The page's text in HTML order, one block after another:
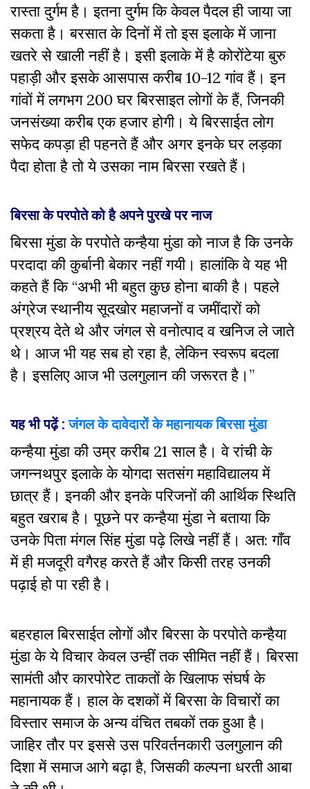
रास्ता दुर्गम है। इतना दुर्गम कि केवल पैदल ही जाया जा
सकता है। बरसात के दिनों में तो इस इलाके में जाना
खतरे से खाली नहीं है। इसी इलाके में है कोरोंटेया बुरु
पहाड़ी और इसके आसपास करीब 10-12 गांव हैं। इन
गांवों में लगभग 200 घर बिरसाइत लोगों के हैं, जिनकी
जनसंख्या करीब एक हजार होगी। ये बिरसाईत लाेग
सफेद कपड़ा ही पहनते हैं और अगर इनके घर लड़का
पैदा होता है तो ये उसका नाम बिरसा रखते हैं।
बिरसा के परपोते को है अपने पुरखे पर नाज
बिरसा मुंडा के परपोते कन्हैया मुंडा को नाज है कि उनके
परदादा की कुर्बानी बेकार नहीं गयी। हालांकि वे यह भी
कहते हैं कि “अभी भी बहुत कुछ होना बाकी है। पहले
अंग्रेज स्थानीय सूदखोर महाजनों व जमींदारों को
प्रश्रय देते थे और जंगल से वनोत्पाद व खनिज ले जाते
थे। आज भी यह सब हो रहा है, लेकिन स्वरूप बदला
है। इसलिए आज भी उलगुलान की जरूरत है।”
यह भी पढ़ें :जंगल के दावेदारों के महानायक बिरसा मुंडा
कन्हैया मुंडा की उम्र करीब 21 साल है। वे रांची के
जगन्नथपुर इलाके के योगदा सतसंग महाविद्यालय में
छात्र हैं। इनकी और इनके परिजनों की आर्थिक स्थिति
बहुत खराब है। पूछने पर कन्हैया मुंडा ने बताया कि
उनके पिता मंगल सिंह मुंडा पढ़े लिखे नहीं हैं। अत: गाँव
में ही मजदूरी वगैरह करते हैं और किसी तरह उनकी
पढ़ाई हो पा रही है।
बहरहाल बिरसाईत लोगों और बिरसा के परपोते कन्हैया
मुंडा के ये विचार केवल उन्हीं तक सीमित नहीं हैं। बिरसा
सामंती और कारपोरेट ताकतों के खिलाफ संघर्ष के
महानायक हैं। हाल के दशकों में बिरसा के विचारों का
विस्तार समाज के अन्य वंचित तबकों तक हुआ है।
जाहिर तौर पर इससे उस परिवर्तनकारी उलगुलान की
दिशा में समाज आगे बढ़ा है, जिसकी कल्पना धरती आबा